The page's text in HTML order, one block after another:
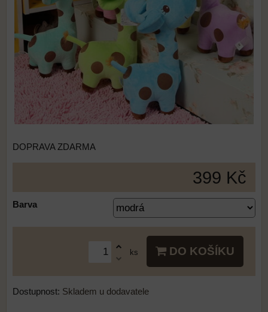
DOPRAVA ZDARMA
399 Kč
Barva
ks DO KOŠÍKU
Dostupnost: Skladem u dodavatele